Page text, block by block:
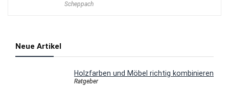
Scheppach
Neue Artikel
Holzfarben und Möbel richtig kombinieren
Ratgeber